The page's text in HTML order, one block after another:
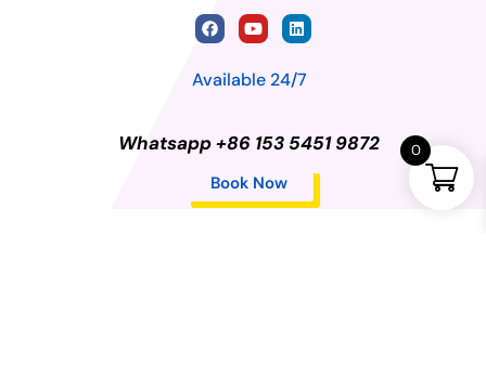
Available 24/7
Whatsapp +86 153 5451 9872
Book Now
0